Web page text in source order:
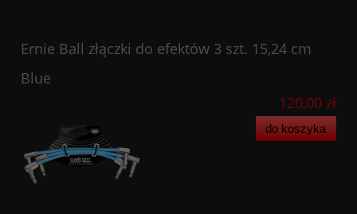
Ernie Ball złączki do efektów 3 szt. 15,24 cm
Blue
120,00 zł
do koszyka